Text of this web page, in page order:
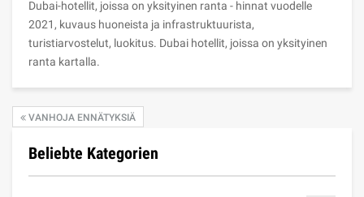
Dubai-hotellit, joissa on yksityinen ranta - hinnat vuodelle
2021, kuvaus huoneista ja infrastruktuurista,
turistiarvostelut, luokitus. Dubai hotellit, joissa on yksityinen
ranta kartalla.
VANHOJA ENNÄTYKSIÄ
Beliebte Kategorien